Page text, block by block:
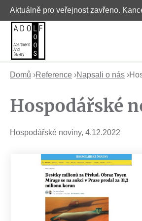
Aktuálně pro veřejnost zavřeno.
J
s
t
Domů ›Reference ›Napsali o nás ›
Hospodářské
Hospodářské noviny, 4.12.2022